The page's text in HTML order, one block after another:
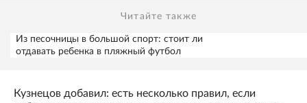
Читайте также
Из песочницы в большой спорт: стоит ли
отдавать ребенка в пляжный футбол
Кузнецов добавил: есть несколько правил, если